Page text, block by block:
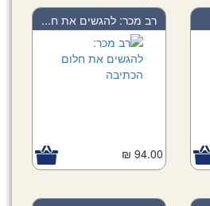
רב מכר: להגשים את ח...
94.00 ₪